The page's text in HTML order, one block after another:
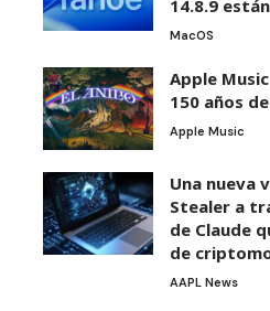
14.8.9
MacOS
Apple
150 años
Apple Music
Una nueva
Stealer a
de Claude
de
AAPL News